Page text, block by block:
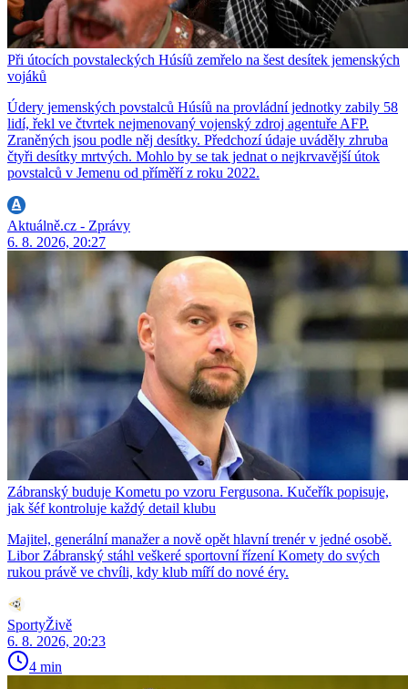
Při útocích povstaleckých Húsíů zemřelo na šest desítek jemenských
vojáků
Údery jemenských povstalců Húsíů na provládní jednotky zabily 58
lidí, řekl ve čtvrtek nejmenovaný vojenský zdroj agentuře AFP.
Zraněných jsou podle něj desítky. Předchozí údaje uváděly zhruba
čtyři desítky mrtvých. Mohlo by se tak jednat o nejkrvavější útok
povstalců v Jemenu od příměří z roku 2022.
Aktuálně.cz - Zprávy
6. 8. 2026, 20:27
Zábranský buduje Kometu po vzoru Fergusona. Kučeřík popisuje,
jak šéf kontroluje každý detail klubu
Majitel, generální manažer a nově opět hlavní trenér v jedné osobě.
Libor Zábranský stáhl veškeré sportovní řízení Komety do svých
rukou právě ve chvíli, kdy klub míří do nové éry.
SportyŽivě
6. 8. 2026, 20:23
4 min